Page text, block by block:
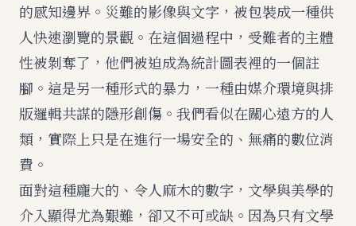
的感知邊界。災難的影像與文字，被包裝成一種供
人快速瀏覽的景觀。在這個過程中，受難者的主體
性被剝奪了，他們被迫成為統計圖表裡的一個註
腳。這是另一種形式的暴力，一種由媒介環境與排
版邏輯共謀的隱形創傷。我們看似在關心遠方的人
類，實際上只是在進行一場安全的、無痛的數位消
費。
面對這種龐大的、令人麻木的數字，文學與美學的
介入顯得尤為艱難，卻又不可或缺。因為只有文學